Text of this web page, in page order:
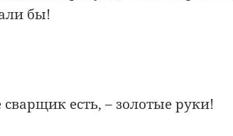
бы!
есть, – золотые руки!